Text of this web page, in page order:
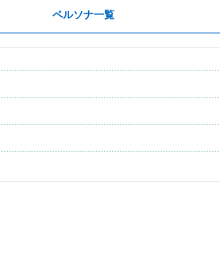
ペルソナ一覧